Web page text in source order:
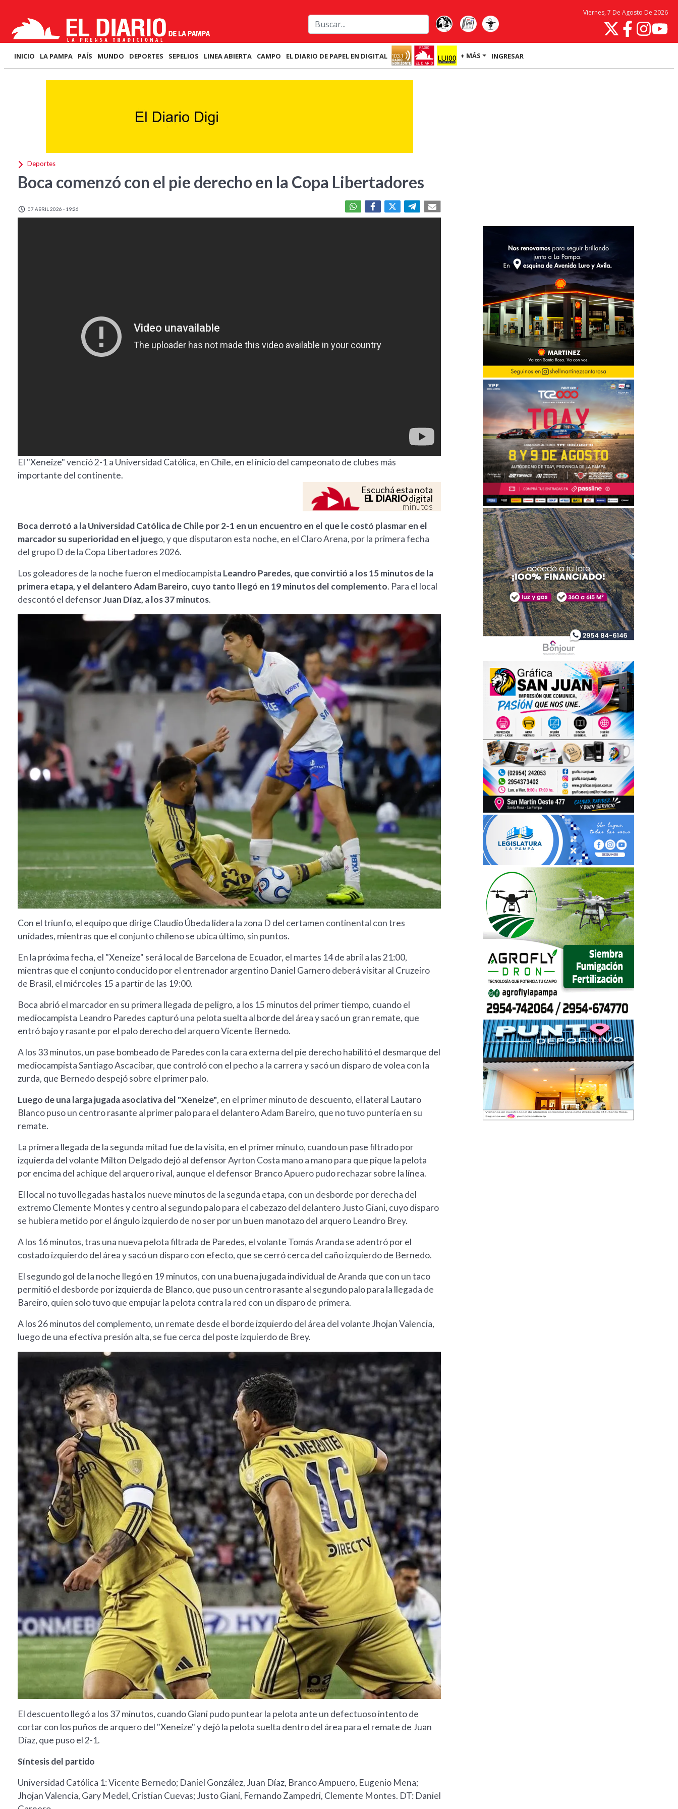
Viernes, 7 De Agosto De 2026
INICIO LA PAMPA PAÍS MUNDO DEPORTES SEPELIOS LINEA ABIERTA CAMPO EL DIARIO DE PAPEL EN DIGITAL + MÁS INGRESAR
Deportes
Boca comenzó con el pie derecho en la Copa Libertadores
07 ABRIL 2026 - 19:26
El "Xeneize" venció 2-1 a Universidad Católica, en Chile, en el inicio del campeonato de clubes más
importante del continente.
Escuchá esta nota
EL DIARIOdigital
minutos
Boca derrotó a la Universidad Católica de Chile por 2-1 en un encuentro en el que le costó plasmar en el
marcador su superioridad en el juego, y que disputaron esta noche, en el Claro Arena, por la primera fecha
del grupo D de la Copa Libertadores 2026.
Los goleadores de la noche fueron el mediocampista Leandro Paredes, que convirtió a los 15 minutos de la
primera etapa, y el delantero Adam Bareiro, cuyo tanto llegó en 19 minutos del complemento. Para el local
descontó el defensorJuan Díaz, a los 37 minutos.
Con el triunfo, el equipo que dirige Claudio Úbeda lidera la zona D del certamen continental con tres
unidades, mientras que el conjunto chileno se ubica último, sin puntos.
En la próxima fecha, el "Xeneize" será local de Barcelona de Ecuador, el martes 14 de abril a las 21:00,
mientras que el conjunto conducido por el entrenador argentino Daniel Garnero deberá visitar al Cruzeiro
de Brasil, el miércoles 15 a partir de las 19:00.
Boca abrió el marcador en su primera llegada de peligro, a los 15 minutos del primer tiempo, cuando el
mediocampista Leandro Paredes capturó una pelota suelta al borde del área y sacó un gran remate, que
entró bajo y rasante por el palo derecho del arquero Vicente Bernedo.
A los 33 minutos, un pase bombeado de Paredes con la cara externa del pie derecho habilitó el desmarque del
mediocampista Santiago Ascacibar, que controló con el pecho a la carrera y sacó un disparo de volea con la
zurda, que Bernedo despejó sobre el primer palo.
Luego de una larga jugada asociativa del "Xeneize", en el primer minuto de descuento, el lateral Lautaro
Blanco puso un centro rasante al primer palo para el delantero Adam Bareiro, que no tuvo puntería en su
remate.
La primera llegada de la segunda mitad fue de la visita, en el primer minuto, cuando un pase filtrado por
izquierda del volante Milton Delgado dejó al defensor Ayrton Costa mano a mano para que pique la pelota
por encima del achique del arquero rival, aunque el defensor Branco Apuero pudo rechazar sobre la línea.
El local no tuvo llegadas hasta los nueve minutos de la segunda etapa, con un desborde por derecha del
extremo Clemente Montes y centro al segundo palo para el cabezazo del delantero Justo Giani, cuyo disparo
se hubiera metido por el ángulo izquierdo de no ser por un buen manotazo del arquero Leandro Brey.
A los 16 minutos, tras una nueva pelota filtrada de Paredes, el volante Tomás Aranda se adentró por el
costado izquierdo del área y sacó un disparo con efecto, que se cerró cerca del caño izquierdo de Bernedo.
El segundo gol de la noche llegó en 19 minutos, con una buena jugada individual de Aranda que con un taco
permitió el desborde por izquierda de Blanco, que puso un centro rasante al segundo palo para la llegada de
Bareiro, quien solo tuvo que empujar la pelota contra la red con un disparo de primera.
A los 26 minutos del complemento, un remate desde el borde izquierdo del área del volante Jhojan Valencia,
luego de una efectiva presión alta, se fue cerca del poste izquierdo de Brey.
El descuento llegó a los 37 minutos, cuando Giani pudo puntear la pelota ante un defectuoso intento de
cortar con los puños de arquero del "Xeneize" y dejó la pelota suelta dentro del área para el remate de Juan
Díaz, que puso el 2-1.
Síntesis del partido
Universidad Católica 1: Vicente Bernedo; Daniel González, Juan Díaz, Branco Ampuero, Eugenio Mena;
Jhojan Valencia, Gary Medel, Cristian Cuevas; Justo Giani, Fernando Zampedri, Clemente Montes. DT: Daniel